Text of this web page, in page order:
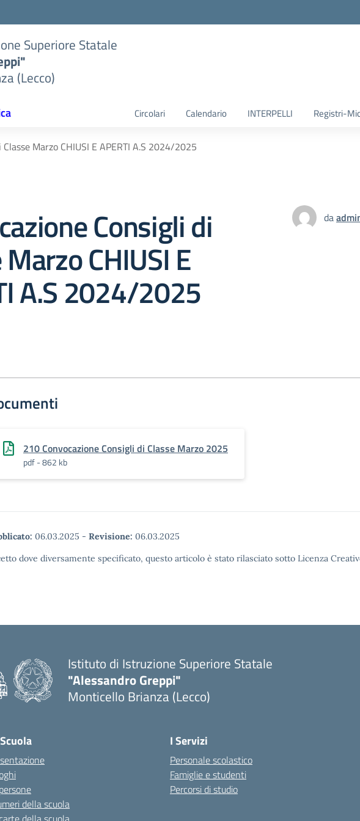
Superiore Statale
(Lecco)
Circolari Calendario INTERPELLI Registri-
Marzo CHIUSI E APERTI A.S 2024/2025
Consigli di
CHIUSI E
A.S 2024/2025
da
210 Convocazione Consigli di Classe Marzo 2025
pdf - 862 kb
06.03.2025 - Revisione: 06.03.2025
dove diversamente specificato, questo articolo è stato rilasciato sotto Licenza
Istituto di Istruzione Superiore Statale
"Alessandro Greppi"
Monticello Brianza (Lecco)
della scuola
I Servizi
Personale scolastico
Famiglie e studenti
Percorsi di studio